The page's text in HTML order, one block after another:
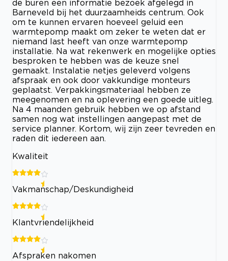
de buren een informatie bezoek afgelegd in
Barneveld bij het duurzaamheids centrum. Ook
om te kunnen ervaren hoeveel geluid een
warmtepomp maakt om zeker te weten dat er
niemand last heeft van onze warmtepomp
installatie. Na wat rekenwerk en mogelijke opties
besproken te hebben was de keuze snel
gemaakt. Instalatie netjes geleverd volgens
afspraak en ook door vakkundige monteurs
geplaatst. Verpakkingsmateriaal hebben ze
meegenomen en na oplevering een goede uitleg.
Na 4 maanden gebruik hebben we op afstand
samen nog wat instellingen aangepast met de
service planner. Kortom, wij zijn zeer tevreden en
raden dit iedereen aan.
Kwaliteit
Vakmanschap/Deskundigheid
Klantvriendelijkheid
Afspraken nakomen